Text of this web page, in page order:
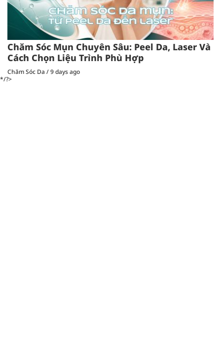
Chăm Sóc Mụn Chuyên Sâu: Peel Da, Laser Và
Cách Chọn Liệu Trình Phù Hợp
Chăm Sóc Da /9 days ago
*/?>